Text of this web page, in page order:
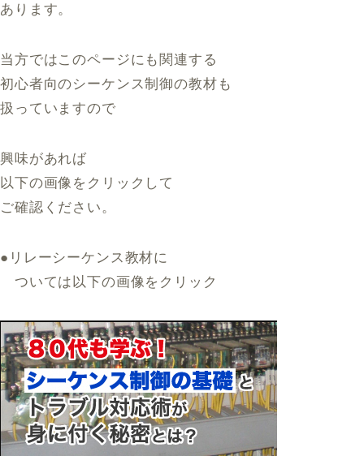
あります。
当方ではこのページにも関連する
初心者向のシーケンス制御の教材も
扱っていますので
興味があれば
以下の画像をクリックして
ご確認ください。
●リレーシーケンス教材に
ついては以下の画像をクリック